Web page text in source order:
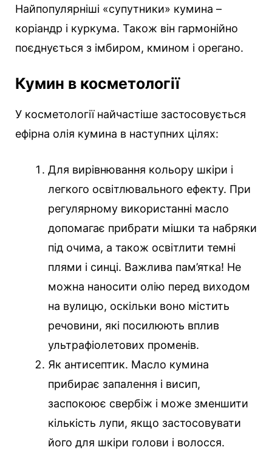
Найпопулярніші «супутники» кумина –
коріандр і куркума. Також він гармонійно
поєднується з імбиром, кмином і орегано.
Кумин в косметології
У косметології найчастіше застосовується
ефірна олія кумина в наступних цілях:
Для вирівнювання кольору шкіри і
легкого освітлювального ефекту. При
регулярному використанні масло
допомагає прибрати мішки та набряки
під очима, а також освітлити темні
плями і синці. Важлива пам’ятка! Не
можна наносити олію перед виходом
на вулицю, оскільки воно містить
речовини, які посилюють вплив
ультрафіолетових променів.
Як антисептик. Масло кумина
прибирає запалення і висип,
заспокоює свербіж і може зменшити
кількість лупи, якщо застосовувати
його для шкіри голови і волосся.